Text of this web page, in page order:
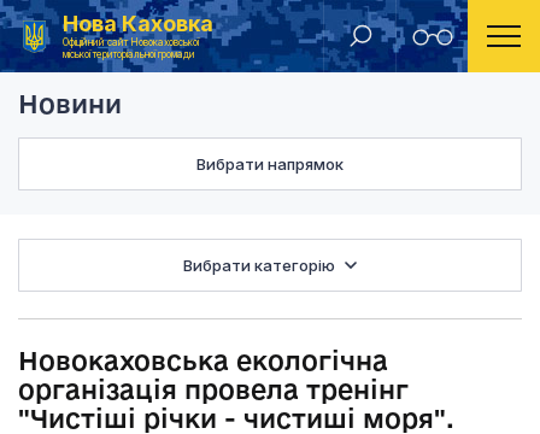
Нова Каховка
Офіційний сайт Новокаховської
міської територіальної громади
Головна Новини Новокаховська
Новини
Вибрати напрямок
Вибрати категорію
Новокаховська екологічна
організація провела тренінг
"Чистіші річки - чистиші моря".